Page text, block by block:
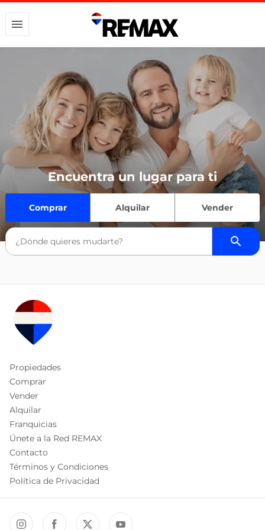
Encuentra un lugar para ti
Comprar Alquilar Vender
Propiedades
Comprar
Vender
Alquilar
Franquicias
Únete a la Red REMAX
Contacto
Términos y Condiciones
Política de Privacidad